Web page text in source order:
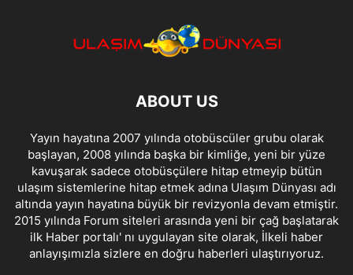
ABOUT US
Yayın hayatına 2007 yılında otobüscüler grubu olarak
başlayan, 2008 yılında başka bir kimliğe, yeni bir yüze
kavuşarak sadece otobüsçülere hitap etmeyip bütün
ulaşım sistemlerine hitap etmek adına Ulaşım Dünyası adı
altında yayın hayatına büyük bir revizyonla devam etmiştir.
2015 yılında Forum siteleri arasında yeni bir çağ başlatarak
ilk Haber portalı' nı uygulayan site olarak, İlkeli haber
anlayışımızla sizlere en doğru haberleri ulaştırıyoruz.